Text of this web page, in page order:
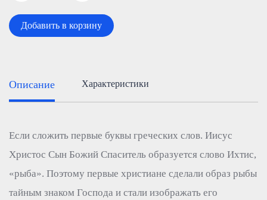
Добавить в корзину
Описание Характеристики
Если сложить первые буквы греческих слов. Иисус
Христос Сын Божий Спаситель образуется слово Ихтис,
«рыба». Поэтому первые христиане сделали образ рыбы
тайным знаком Господа и стали изображать его